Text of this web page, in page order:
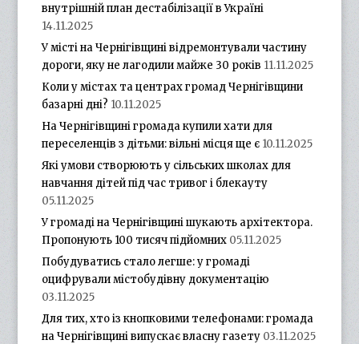
внутрішній план дестабілізації в Україні
14.11.2025
У місті на Чернігівщині відремонтували частину
дороги, яку не лагодили майже 30 років 11.11.2025
Коли у містах та центрах громад Чернігівщини
базарні дні? 10.11.2025
На Чернігівщині громада купили хати для
переселенців з дітьми: вільні місця ще є 10.11.2025
Які умови створюють у сільських школах для
навчання дітей під час тривог і блекауту
05.11.2025
У громаді на Чернігівщині шукають архітектора.
Пропонують 100 тисяч підйомних 05.11.2025
Побудуватись стало легше: у громаді
оцифрували містобудівну документацію
03.11.2025
Для тих, хто із кнопковими телефонами: громада
на Чернігівщині випускає власну газету 03.11.2025